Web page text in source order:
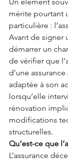
Un élément
mérite pourtant
particulière :
Avant de signer
démarrer un
de vérifier que
d’une
adaptée à son
lorsqu’elle
rénovation
modifications
structurelles.
Qu’est-ce que
L’assurance